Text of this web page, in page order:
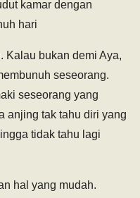
kamar dengan
hari
Kalau bukan demi Aya,
seseorang.
seseorang yang
anjing tak tahu diri yang
tidak tahu lagi
hal yang mudah.